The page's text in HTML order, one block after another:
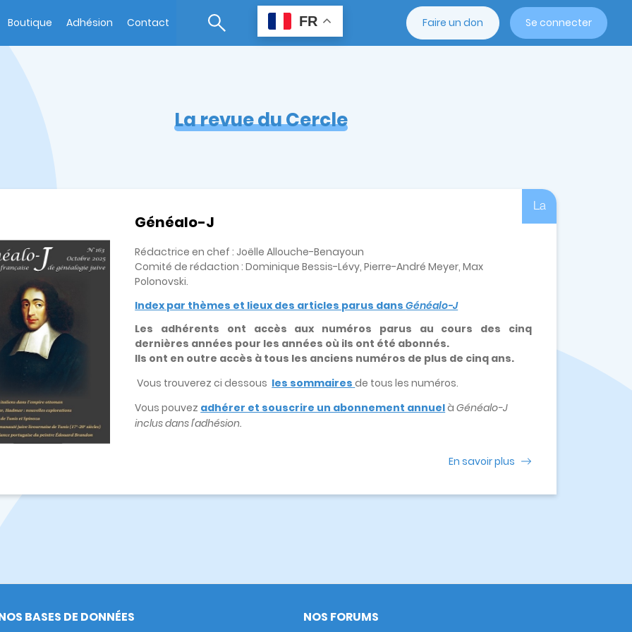
Boutique Adhésion Contact FR Faire un don Se connecter
La revue du Cercle
La
Généalo-J
Rédactrice en chef : Joëlle Allouche-Benayoun
Comité de rédaction : Dominique Bessis-Lévy, Pierre-André Meyer, Max
Polonovski.
Index par thèmes et lieux des articles parus dansGénéalo-J
Les adhérents ont accès aux numéros parus au cours des cinq
dernières années pour les années où ils ont été abonnés.
Ils ont en outre accès à tous les anciens numéros de plus de cinq ans.
Vous trouverez ci dessous les sommaires de tous les numéros.
Vous pouvez adhérer et souscrire un abonnement annuelàGénéalo-J
inclus dans l'adhésion.
En savoir plus
BASES DE DONNÉES NOS FORUMS